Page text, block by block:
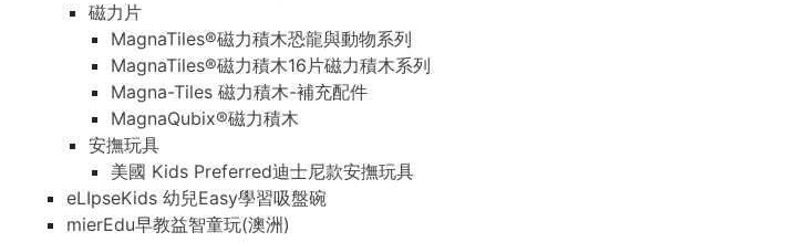
磁力片
MagnaTiles®磁力積木恐龍與動物系列
MagnaTiles®磁力積木16片磁力積木系列
Magna-Tiles 磁力積木-補充配件
MagnaQubix®磁力積木
安撫玩具
美國 Kids Preferred迪士尼款安撫玩具
eLIpseKids 幼兒Easy學習吸盤碗
mierEdu早教益智童玩(澳洲)